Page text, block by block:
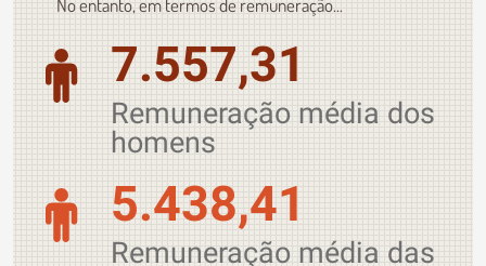
No entanto, em termos de remuneração...
7.557,31
Remuneração média dos
homens
5.438,41
Remuneração média das